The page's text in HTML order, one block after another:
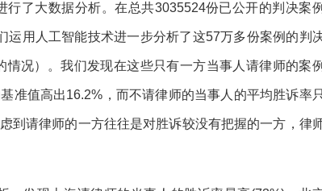
了大数据分析。在总共3035524份已公开的判决案例
用人工智能技术进一步分析了这57万多份案例的判
况）。我们发现在这些只有一方当事人请律师的案例
准值高出16.2%，而不请律师的当事人的平均胜诉率只
到请律师的一方往往是对胜诉较没有把握的一方，律